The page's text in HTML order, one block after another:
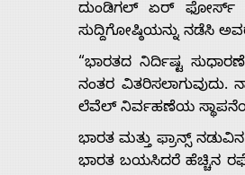
Contact
ದುಂಡಿಗಲ್ ಏರ್ ಫೋರ್ಸ್
ಸುದ್ದಿಗೋಷ್ಠಿಯನ್ನು ನಡೆಸಿ
“ಭಾರತದ ನಿರ್ದಿಷ್ಟ
ನಂತರ ವಿತರಿಸಲಾಗುವುದು.
ಲೆವೆಲ್ ನಿರ್ವಹಣೆಯ
ಭಾರತ ಮತ್ತು ಫ್ರಾನ್ಸ್
ಭಾರತ ಬಯಸಿದರೆ ಹೆಚ್ಚಿನ